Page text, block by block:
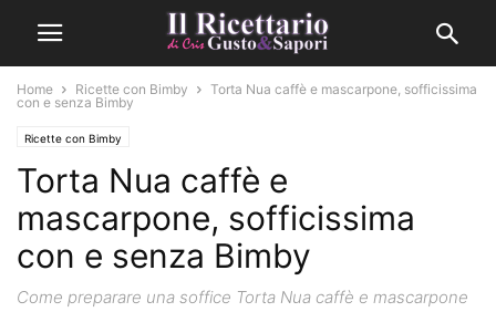
Home Ricette con Bimby
Torta Nua caffè e mascarpone, sofficissima
con e senza Bimby
Ricette con Bimby
Torta Nua caffè e
mascarpone, sofficissima
con e senza Bimby
Come preparare una soffice Torta Nua caffè e mascarpone